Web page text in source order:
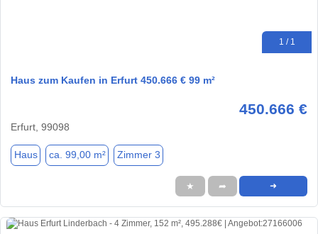
1 / 1
Haus zum Kaufen in Erfurt 450.666 € 99 m²
450.666 €
Erfurt, 99098
Haus ca. 99,00 m² Zimmer 3
★ ➦ ➜